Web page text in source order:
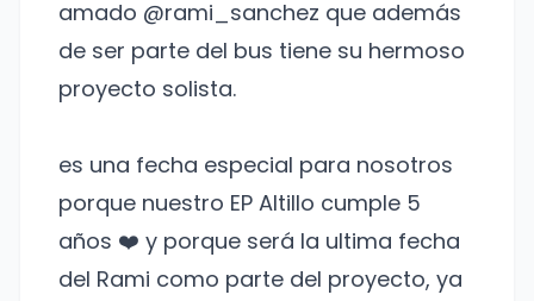
amado @rami_sanchez que además
de ser parte del bus tiene su hermoso
proyecto solista.
es una fecha especial para nosotros
porque nuestro EP Altillo cumple 5
años ❤️ y porque será la ultima fecha
del Rami como parte del proyecto, ya